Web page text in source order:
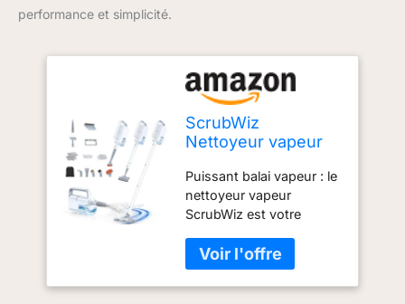
performance et simplicité.
ScrubWiz
Nettoyeur vapeur
vapeur amovible,
accessoires
multiples 10 en 1,
tampons lavables
en microfibre, 350
ml et 2 niveaux
réglables pour
Puissant balai vapeur : le
nettoyeur vapeur
ScrubWiz est votre
nettoyage de la maison ;
utilise efficacement la
vapeur haute pression,